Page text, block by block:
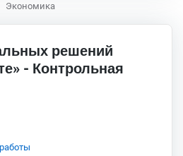
Экономика
решений
- Контрольная